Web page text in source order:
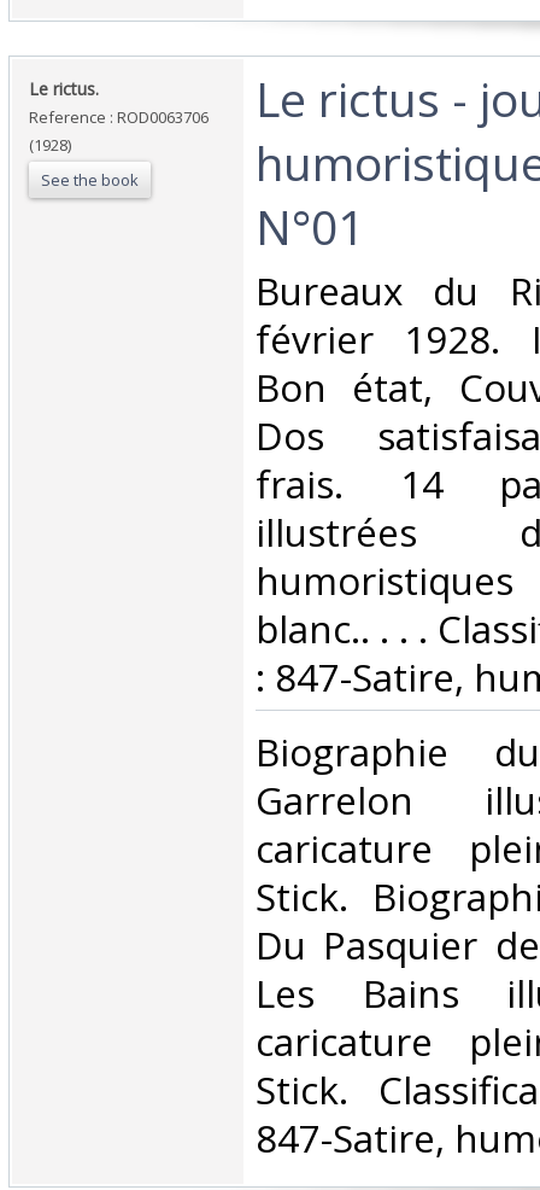
‎Le rictus.‎
Reference : ROD0063706
(1928)
See the book
‎Le rictus -
N°01‎
‎Bureaux du
février 1928.
Bon état,
Dos
frais. 14
illustrées
blanc.. . . .
: 847-Satire,
‎Biographie
Garrelon
caricature
Stick.
Du Pasquier
Les Bains
caricature
Stick.
847-Satire,